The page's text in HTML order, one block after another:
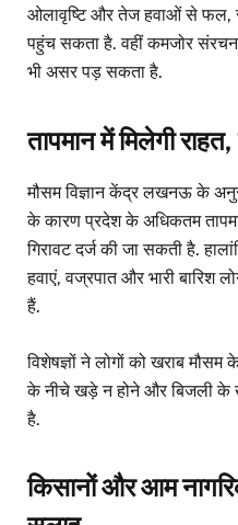
ओलावृष्टि और तेज हवाओं से फल,
पहुंच सकता है. वहीं कमजोर
भी असर पड़ सकता है.
तापमान में मिलेगी
मौसम विज्ञान केंद्र लखनऊ के
के कारण प्रदेश के अधिकतम
गिरावट दर्ज की जा सकती है.
हवाएं, वज्रपात और भारी बारिश
हैं.
विशेषज्ञों ने लोगों को खराब मौसम
के नीचे खड़े न होने और बिजली के
है.
किसानों और आम